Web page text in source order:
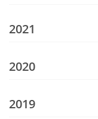
2021
2020
2019